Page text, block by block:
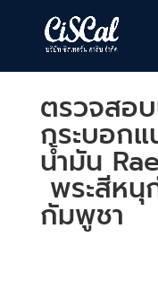
ตรวจสอ
กระบอก
น้ำมัน
พระสีหนุ
กัมพูชา